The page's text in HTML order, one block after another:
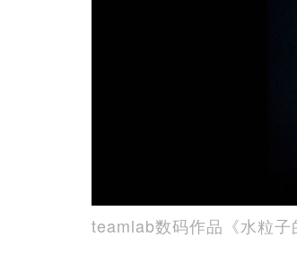
teamlab数码作品《水粒